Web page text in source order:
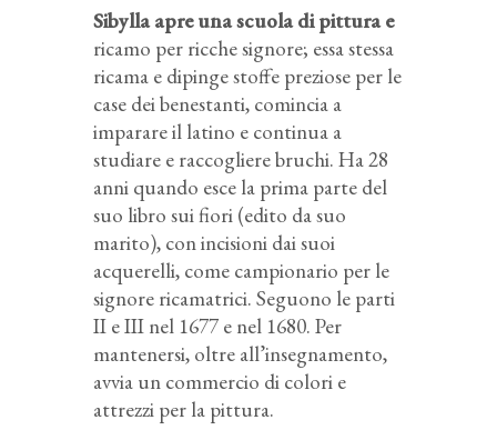
Sibylla apre una scuola di pittura e
ricamo per ricche signore; essa stessa
ricama e dipinge stoffe preziose per le
case dei benestanti, comincia a
imparare il latino e continua a
studiare e raccogliere bruchi. Ha 28
anni quando esce la prima parte del
suo libro sui fiori (edito da suo
marito), con incisioni dai suoi
acquerelli, come campionario per le
signore ricamatrici. Seguono le parti
II e III nel 1677 e nel 1680. Per
mantenersi, oltre all’insegnamento,
avvia un commercio di colori e
attrezzi per la pittura.